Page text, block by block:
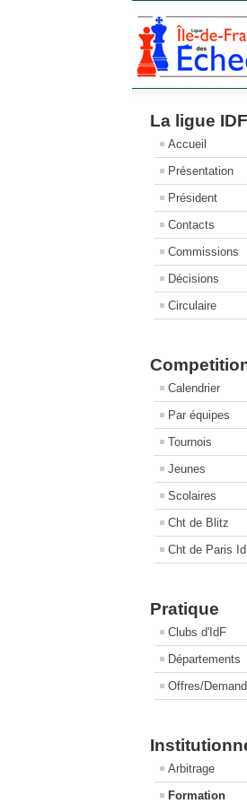
La ligue IDF
Accueil
Présentation
Président
Contacts
Commissions
Décisions
Circulaire
Calendrier
Par équipes
Tournois
Jeunes
Scolaires
Cht de Blitz
Cht de Paris
Pratique
Clubs d'IdF
Départements
Offres/
Arbitrage
Formation